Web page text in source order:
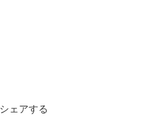
シェアする